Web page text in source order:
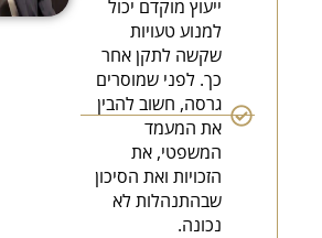
ייעוץ מוקדם יכול
למנוע טעויות
שקשה לתקן אחר
כך. לפני שמוסרים
גרסה, חשוב להבין
את המעמד
המשפטי, את
הזכויות ואת הסיכון
שבהתנהלות לא
נכונה.